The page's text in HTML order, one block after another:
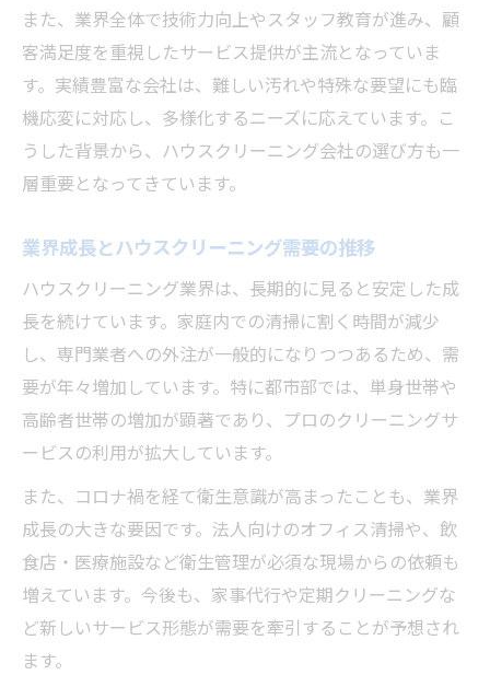
独立開業を目指す人への事業概要ガイド
ハウスクリーニング独立開業の基本手順を
解説
初年度のハウスクリーニング収益モデルと
は
資格取得とハウスクリーニング開業の関係
ハウスクリーニング事業で成功するポイン
ト
経費管理とリピーター獲得の重要性
ハウスクリーニング選びで失敗しない秘訣
信頼できるハウスクリーニング会社の見極
め方
ング
口コミ評価を活用したハウスクリーニング
トラブル事例から学ぶ会社選びのポイント
また、業界全体で技術力向上やスタッフ教育が進み、顧
客満足度を重視したサービス提供が主流となっていま
す。実績豊富な会社は、難しい汚れや特殊な要望にも臨
機応変に対応し、多様化するニーズに応えています。こ
うした背景から、ハウスクリーニング会社の選び方も一
層重要となってきています。
業界成長とハウスクリーニング需要の推移
ハウスクリーニング業界は、長期的に見ると安定した成
長を続けています。家庭内での清掃に割く時間が減少
し、専門業者への外注が一般的になりつつあるため、需
要が年々増加しています。特に都市部では、単身世帯や
高齢者世帯の増加が顕著であり、プロのクリーニングサ
ービスの利用が拡大しています。
また、コロナ禍を経て衛生意識が高まったことも、業界
成長の大きな要因です。法人向けのオフィス清掃や、飲
食店・医療施設など衛生管理が必須な現場からの依頼も
増えています。今後も、家事代行や定期クリーニングな
ど新しいサービス形態が需要を牽引することが予想され
ます。